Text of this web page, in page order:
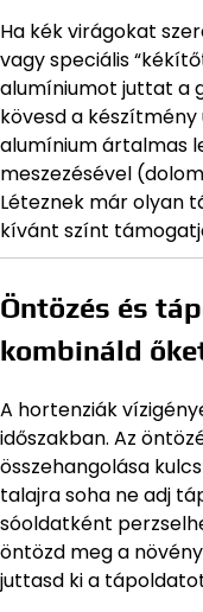
Ha kék virágokat
vagy speciális
alumíniumot juttat a
kövesd a
alumínium ártalmas
meszezésével
Léteznek már olyan
kívánt színt
Öntözés és
kombináld
A hortenziák
időszakban. Az
összehangolása
talajra soha ne adj
sóoldatként
öntözd meg a
juttasd ki a